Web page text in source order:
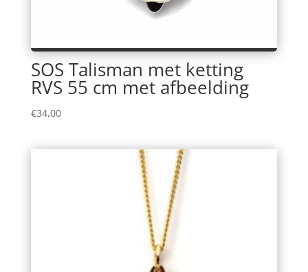
SOS Talisman met ketting
RVS 55 cm met afbeelding
€34,00